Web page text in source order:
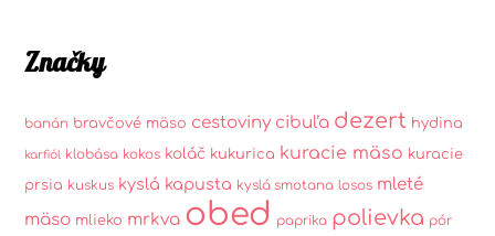
Značky
banán bravčové mäso cestoviny cibuľa dezert hydina
karfiól klobása kokos koláč kukurica kuracie mäso kuracie
prsia kuskus kyslá kapusta kyslá smotana losos mleté
mäso mlieko mrkva obed paprika polievka pór